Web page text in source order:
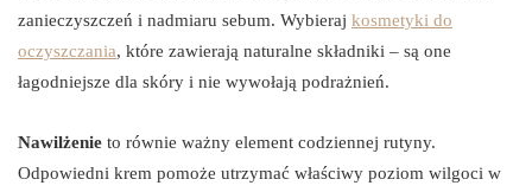
zanieczyszczeń i nadmiaru sebum. Wybieraj kosmetyki do
oczyszczania, które zawierają naturalne składniki – są one
łagodniejsze dla skóry i nie wywołają podrażnień.
Nawilżenie to równie ważny element codziennej rutyny.
Odpowiedni krem pomoże utrzymać właściwy poziom wilgoci w